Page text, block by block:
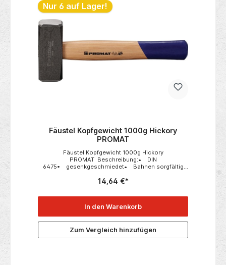
Nur 6 auf Lager!
Fäustel Kopfgewicht 1000g Hickory
PROMAT
Fäustel Kopfgewicht 1000g Hickory
PROMAT Beschreibung:• DIN
6475• gesenkgeschmiedet• Bahnen sorgfältig
gebrochen• schwarz lackiert• Arbeitsflächen
und verkeilt Weitere technische
14,64 €*
In den Warenkorb
Zum Vergleich hinzufügen